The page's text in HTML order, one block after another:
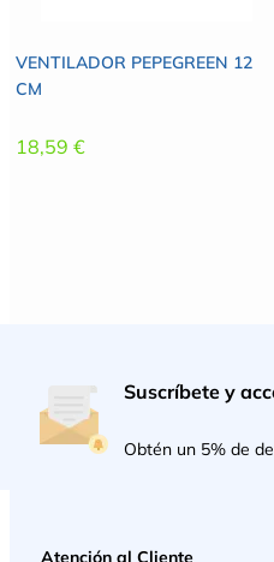
VENTILADOR PEPEGREEN 12
CM
18,59 €
Suscríbete y
Obtén un 5% de
Atención al Cliente